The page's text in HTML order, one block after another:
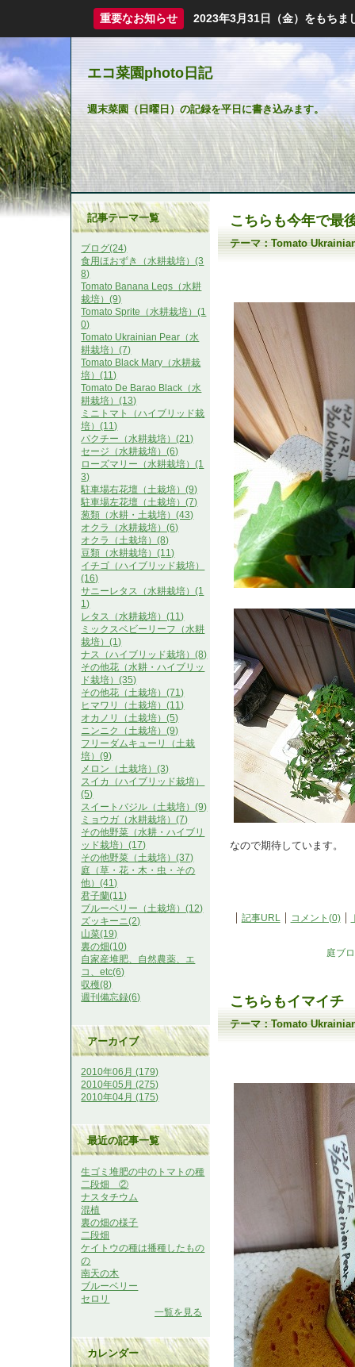
重要なお知らせ 2023年3月31日（金）をもちま
エコ菜園photo日記
週末菜園（日曜日）の記録を平日に書き込みます。
こちらも今年で最
テーマ：Tomato
なので期待しています。
記事URL コメント(0)
庭ブ
こちらもイマイチ
テーマ：Tomato
記事テーマ一覧
ブログ(24)
食用ほおずき（水耕栽培）(3
8)
Tomato Banana Legs（水耕
栽培）(9)
Tomato Sprite（水耕栽培）(1
0)
Tomato Ukrainian Pear（水
耕栽培）(7)
Tomato Black Mary（水耕栽
培）(11)
Tomato De Barao Black（水
耕栽培）(13)
ミニトマト（ハイブリッド栽
培）(11)
パクチー（水耕栽培）(21)
セージ（水耕栽培）(6)
ローズマリー（水耕栽培）(1
3)
駐車場右花壇（土栽培）(9)
駐車場左花壇（土栽培）(7)
葱類（水耕・土栽培）(43)
オクラ（水耕栽培）(6)
オクラ（土栽培）(8)
豆類（水耕栽培）(11)
イチゴ（ハイブリッド栽培）
(16)
サニーレタス（水耕栽培）(1
1)
レタス（水耕栽培）(11)
ミックスベビーリーフ（水耕
栽培）(1)
ナス（ハイブリッド栽培）(8)
その他花（水耕・ハイブリッ
ド栽培）(35)
その他花（土栽培）(71)
ヒマワリ（土栽培）(11)
オカノリ（土栽培）(5)
ニンニク（土栽培）(9)
フリーダムキューリ（土栽
培）(9)
メロン（土栽培）(3)
スイカ（ハイブリッド栽培）
(5)
スイートバジル（土栽培）(9)
ミョウガ（水耕栽培）(7)
その他野菜（水耕・ハイブリ
ッド栽培）(17)
その他野菜（土栽培）(37)
庭（草・花・木・虫・その
他）(41)
君子蘭(11)
ブルーベリー（土栽培）(12)
ズッキーニ(2)
山菜(19)
裏の畑(10)
自家産堆肥、自然農薬、エ
コ、etc(6)
収穫(8)
週刊備忘録(6)
アーカイブ
2010年06月 (179)
2010年05月 (275)
2010年04月 (175)
最近の記事一覧
生ゴミ堆肥の中のトマトの種
二段畑 ②
ナスタチウム
混植
裏の畑の様子
二段畑
ケイトウの種は播種したもの
の
南天の木
ブルーベリー
セロリ
一覧を見る
カレンダー